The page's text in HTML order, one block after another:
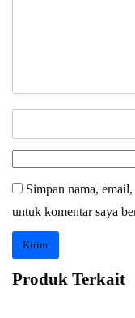
Simpan nama,
untuk komentar saya
Produk Terkait